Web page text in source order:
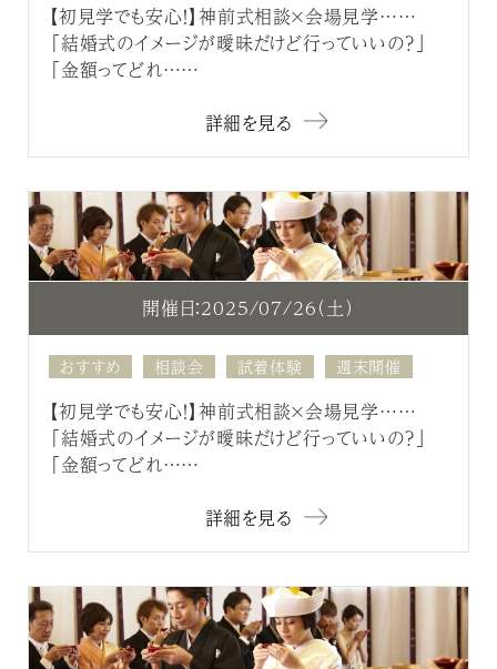
【初見学でも安心！】神前式相談×会場見学……
「結婚式のイメージが曖昧だけど行っていいの？」
「金額ってどれ……
詳細を見る
開催日：2025/07/26（土）
おすすめ 相談会 試着体験 週末開催
【初見学でも安心！】神前式相談×会場見学……
「結婚式のイメージが曖昧だけど行っていいの？」
「金額ってどれ……
詳細を見る